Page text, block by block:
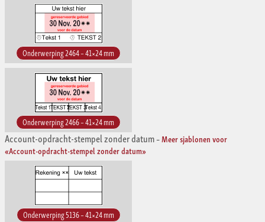
Onderwerping 2464 – 41×24 mm
Onderwerping 2466 – 41×24 mm
Account-opdracht-stempel zonder datum–Meer sjablonen voor
«Account-opdracht-stempel zonder datum»
Onderwerping 5136 – 41×24 mm